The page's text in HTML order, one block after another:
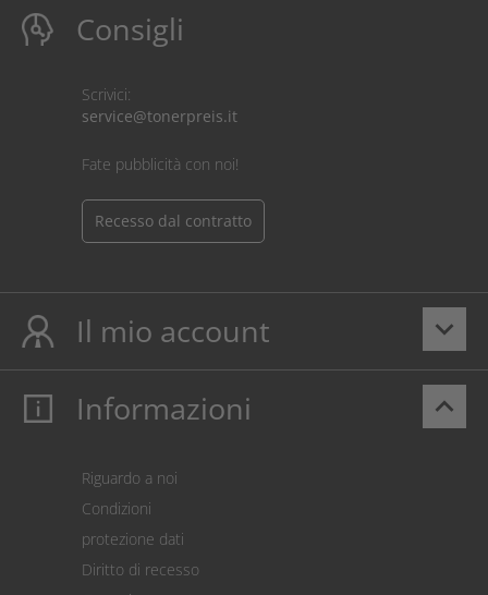
Consigli
Scrivici:
service@tonerpreis.it
Fate pubblicità con noi!
Recesso dal contratto
keyboard_arrow_down
Il mio account
Il mio account
Pagamento
Restituzione della merce
keyboard_arrow_up
Informazioni
Riguardo a noi
Condizioni
protezione dati
Diritto di recesso